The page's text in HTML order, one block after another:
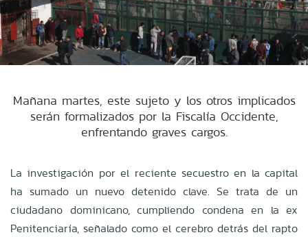
Mañana martes, este sujeto y los otros implicados
serán formalizados por la Fiscalía Occidente,
enfrentando graves cargos.
La investigación por el reciente secuestro en la capital
ha sumado un nuevo detenido clave. Se trata de un
ciudadano dominicano, cumpliendo condena en la ex
Penitenciaría, señalado como el cerebro detrás del rapto